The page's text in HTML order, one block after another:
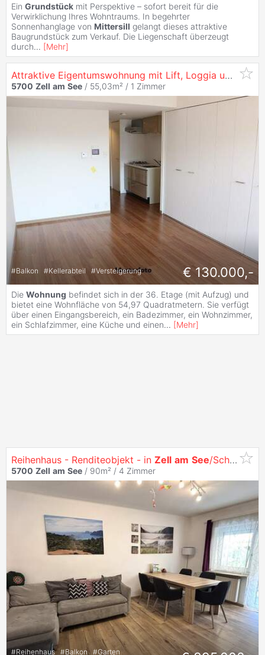
Ein Grundstück mit Perspektive – sofort bereit für die
Verwirklichung Ihres Wohntraums. In begehrter
Sonnenhanglage von Mittersill gelangt dieses attraktive
Baugrundstück zum Verkauf. Die Liegenschaft überzeugt
durch... [Mehr]
Attraktive Eigentumswohnung mit Lift, Loggia und Kellerabteil
5700 Zell am See / 55,03m² / 1 Zimmer
#Balkon #Kellerabteil #Versteigerung € 130.000,-
Die Wohnung befindet sich in der 36. Etage (mit Aufzug) und
bietet eine Wohnfläche von 54,97 Quadratmetern. Sie verfügt
über einen Eingangsbereich, ein Badezimmer, ein Wohnzimmer,
ein Schlafzimmer, eine Küche und einen... [Mehr]
Reihenhaus - Renditeobjekt - in Zell am See/Schüttdorf
5700 Zell am See / 90m² / 4 Zimmer
#Reihenhaus #Balkon #Garten